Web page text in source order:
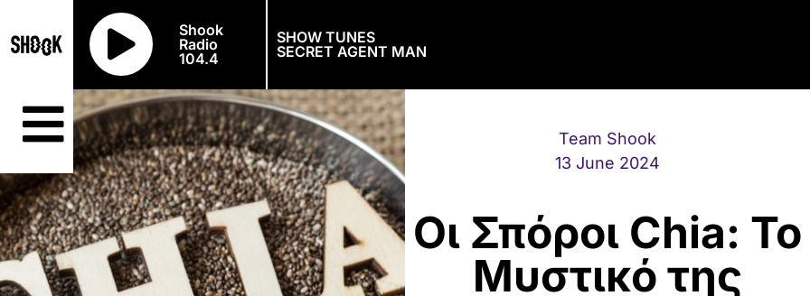
Shook
Radio
104.4
SHOW TUNES
SECRET AGENT MAN
Team Shook
13 June 2024
Οι Σπόροι Chia: Το
Μυστικό της